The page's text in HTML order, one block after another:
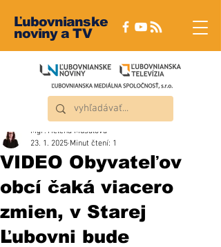
Ľubovnianske
noviny a TV
VIDEO Obyvateľov
obcí čaká viacero
zmien, v Starej
Ľubovni bude
Mgr. Helena Musalová
23. 1. 2025 Minut čtení: 1